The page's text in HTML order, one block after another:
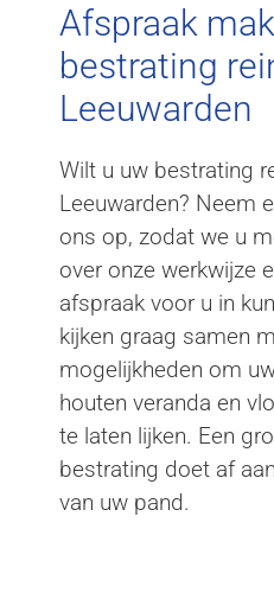
Afspraak
bestrating
Leeuwarden
Wilt u uw bestrating
Leeuwarden? Neem
ons op, zodat we u
over onze werkwijze
afspraak voor u in
kijken graag samen
mogelijkheden om
houten veranda en
te laten lijken. Een
bestrating doet af
van uw pand.